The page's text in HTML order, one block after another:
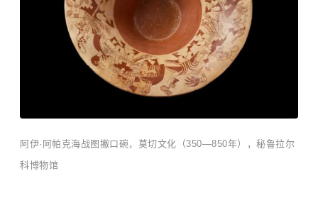
阿伊·阿帕克海战图撇口碗，莫切文化（350—850年），秘鲁拉尔
科博物馆